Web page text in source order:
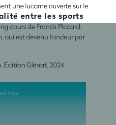
une lucarne ouverte sur le
entre les sports
cours de Franck Piccard,
qui est devenu fondeur par
Édition Glénat. 2024.